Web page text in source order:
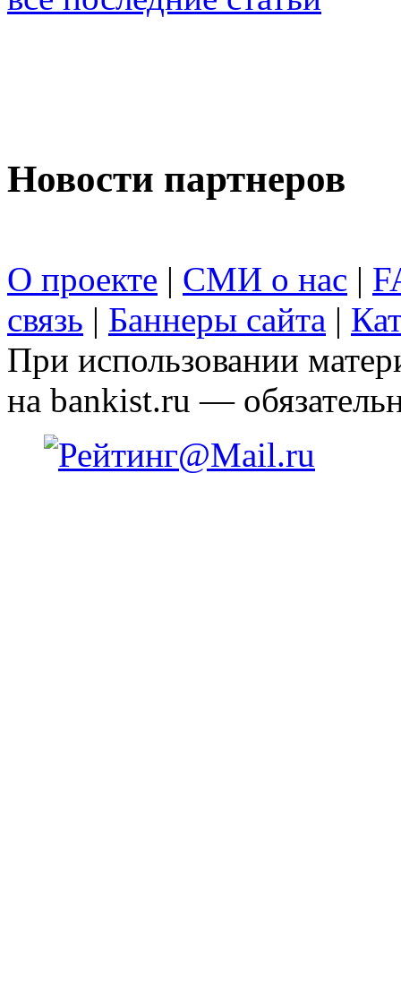
Новости партнеров
О проекте | СМИ о нас |
связь | Баннеры сайта |
При использовании
на bankist.ru —